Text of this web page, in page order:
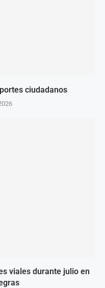
ciudadanos
viales durante julio en